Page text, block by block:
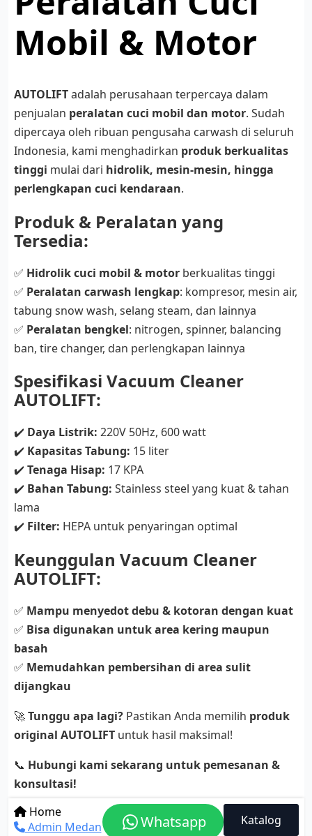
Mobil & Motor
AUTOLIFTadalah perusahaan terpercaya dalam
penjualan peralatan cuci mobil dan motor. Sudah
dipercaya oleh ribuan pengusaha carwash di seluruh
Indonesia, kami menghadirkan produk berkualitas
tinggi mulai dari hidrolik, mesin-mesin, hingga
perlengkapan cuci kendaraan.
Produk & Peralatan yang
Tersedia:
✅ Hidrolik cuci mobil & motorberkualitas tinggi
✅ Peralatan carwash lengkap: kompresor, mesin air,
tabung snow wash, selang steam, dan lainnya
✅ Peralatan bengkel: nitrogen, spinner, balancing
ban, tire changer, dan perlengkapan lainnya
Spesifikasi Vacuum Cleaner
AUTOLIFT:
✔️ Daya Listrik: 220V 50Hz, 600 watt
✔️ Kapasitas Tabung: 15 liter
✔️ Tenaga Hisap: 17 KPA
✔️ Bahan Tabung: Stainless steel yang kuat & tahan
lama
✔️ Filter: HEPA untuk penyaringan optimal
Keunggulan Vacuum Cleaner
AUTOLIFT:
✅ Mampu menyedot debu & kotoran dengan kuat
✅ Bisa digunakan untuk area kering maupun
basah
✅ Memudahkan pembersihan di area sulit
dijangkau
🚀Tunggu apa lagi?Pastikan Anda memilih produk
original AUTOLIFTuntuk hasil maksimal!
📞 Hubungi kami sekarang untuk pemesanan &
konsultasi!
Video Pemasangan
Home
Admin Medan
Whatsapp Katalog